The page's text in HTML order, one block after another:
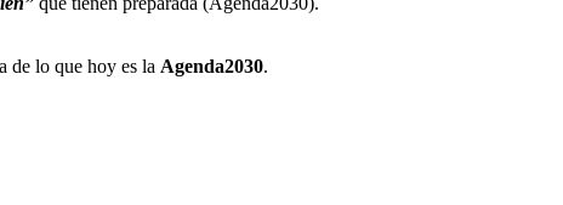
de lo que hoy es la Agenda2030.